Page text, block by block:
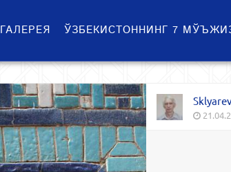
ГАЛЕРЕЯ ЎЗБЕКИСТОННИНГ 7